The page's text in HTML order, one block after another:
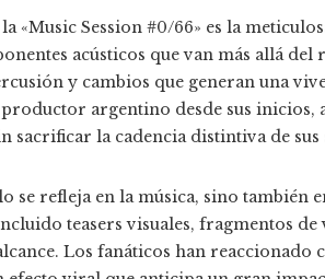
«Music Session #0/66» es la
acústicos que van más allá
y cambios que generan una
argentino desde sus inicios,
sacrificar la cadencia distintiva de sus
se refleja en la música, sino también
teasers visuales, fragmentos de
Los fanáticos han reaccionado